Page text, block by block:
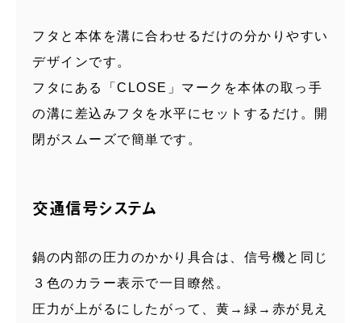
フタと本体を溝に合わせるだけの分かりやすい
デザインです。
フタにある「CLOSE」マークを本体の取っ手
の溝に差込みフタを水平にセットするだけ。開
閉がスムーズで簡単です。
交通信号システム
鍋の内部の圧力のかかり具合は、信号機と同じ
３色のカラー表示で一目瞭然。
圧力が上がるにしたがって、黄→緑→赤が見え